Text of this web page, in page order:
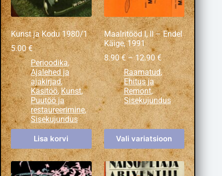
Kunst ja Kodu 1980/1
5.00€
Perioodika,
Ajalehed ja
ajakirjad,
Käsitöö,Kunst,
Puutöö ja
restaureerimine,
Sisekujundus
Lisa korvi
Maalritööd I, II – Endel
Käige, 1991
8.90€ – 12.90€
Raamatud,
Ehitus ja
Remont,
Sisekujundus
Vali variatsioon